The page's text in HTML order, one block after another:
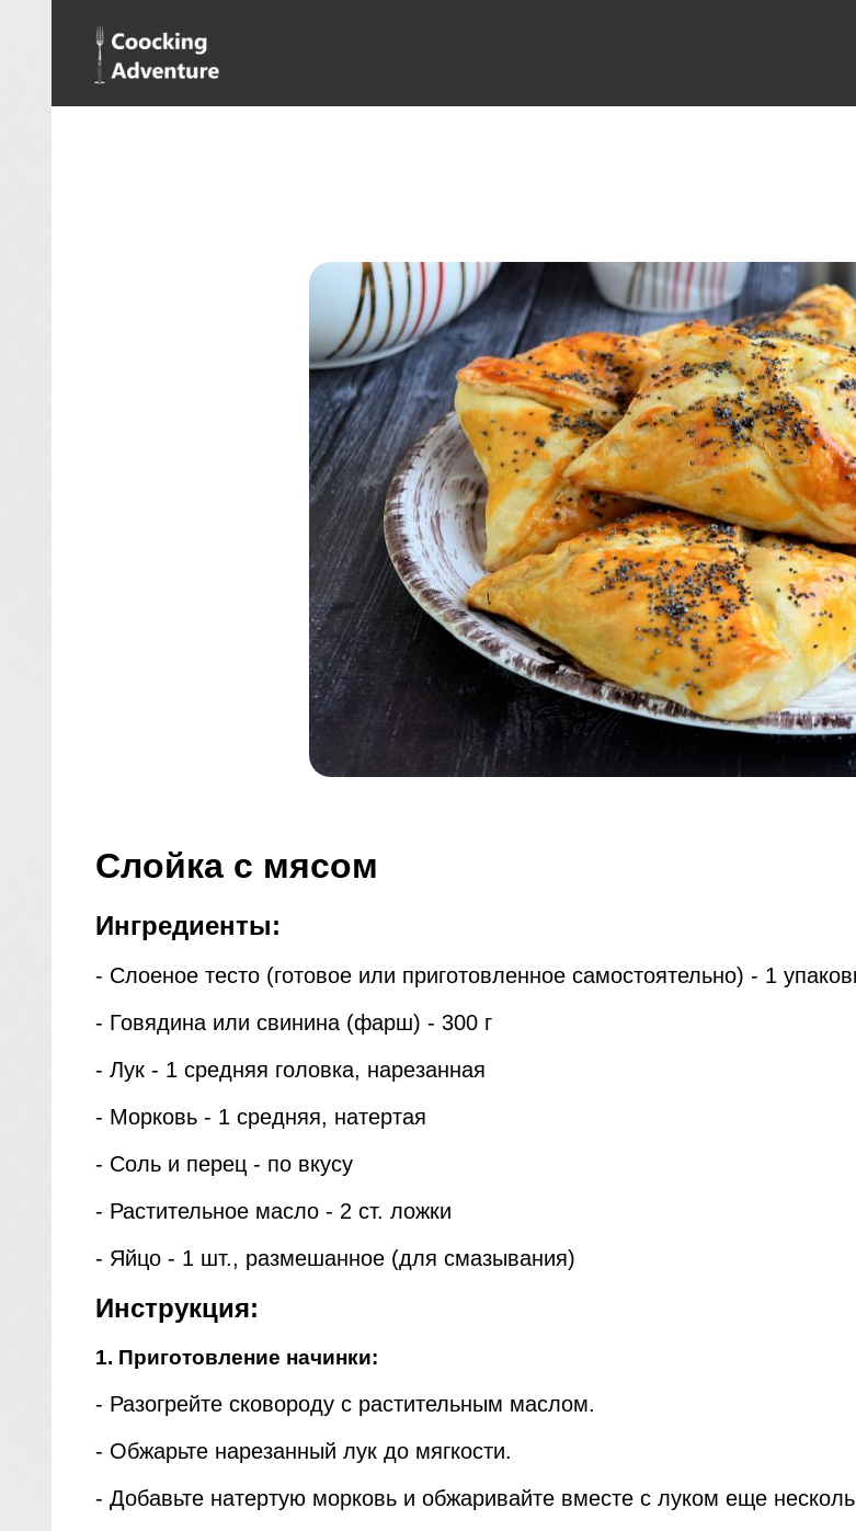
Слойка с мясом
Ингредиенты:
- Слоеное тесто (готовое или приготовленное самостоятельно) - 1
- Говядина или свинина (фарш) - 300 г
- Лук - 1 средняя головка, нарезанная
- Морковь - 1 средняя, натертая
- Соль и перец - по вкусу
- Растительное масло - 2 ст. ложки
- Яйцо - 1 шт., размешанное (для смазывания)
Инструкция:
1. Приготовление начинки:
- Разогрейте сковороду с растительным маслом.
- Обжарьте нарезанный лук до мягкости.
- Добавьте натертую морковь и обжаривайте вместе с луком еще